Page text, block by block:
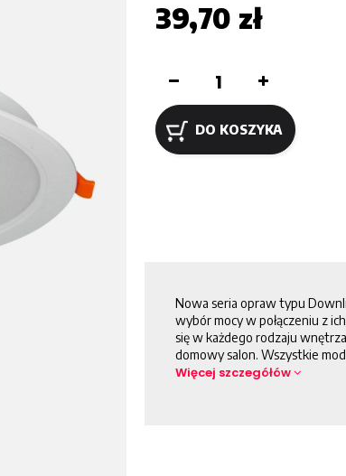
39,70 zł
DO KOSZYKA
Nowa seria opraw typu
wybór mocy w połączeniu z
się w każdego rodzaju
domowy salon. Wszystkie
Więcej szczegółów